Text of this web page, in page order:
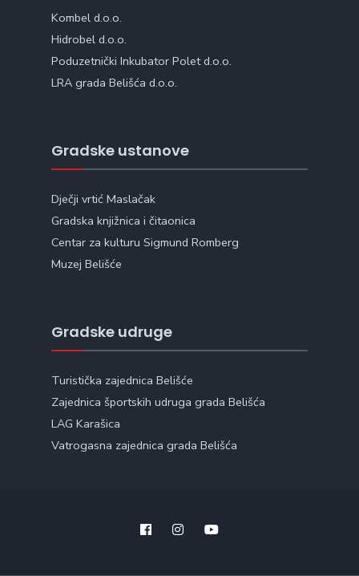
Kombel d.o.o.
Hidrobel d.o.o.
Poduzetnički Inkubator Polet d.o.o.
LRA grada Belišća d.o.o.
Gradske ustanove
Dječji vrtić Maslačak
Gradska knjižnica i čitaonica
Centar za kulturu Sigmund Romberg
Muzej Belišće
Gradske udruge
Turistička zajednica Belišće
Zajednica športskih udruga grada Belišća
LAG Karašica
Vatrogasna zajednica grada Belišća